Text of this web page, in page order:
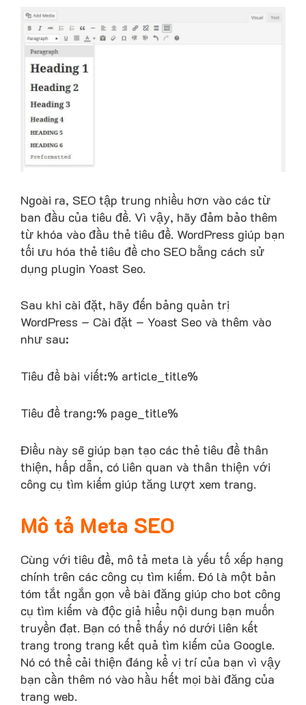
Ngoài ra, SEO tập trung nhiều hơn vào các từ
ban đầu của tiêu đề. Vì vậy, hãy đảm bảo thêm
từ khóa vào đầu thẻ tiêu đề. WordPress giúp bạn
tối ưu hóa thẻ tiêu đề cho SEO bằng cách sử
dụng plugin Yoast Seo.
Sau khi cài đặt, hãy đến bảng quản trị
WordPress – Cài đặt – Yoast Seo và thêm vào
như sau:
Tiêu đề bài viết:% article_title%
Tiêu đề trang:% page_title%
Điều này sẽ giúp bạn tạo các thẻ tiêu đề thân
thiện, hấp dẫn, có liên quan và thân thiện với
công cụ tìm kiếm giúp tăng lượt xem trang.
Mô tả Meta SEO
Cùng với tiêu đề, mô tả meta là yếu tố xếp hạng
chính trên các công cụ tìm kiếm. Đó là một bản
tóm tắt ngắn gọn về bài đăng giúp cho bot công
cụ tìm kiếm và độc giả hiểu nội dung bạn muốn
truyền đạt. Bạn có thể thấy nó dưới liên kết
trang trong trang kết quả tìm kiếm của Google.
Nó có thể cải thiện đáng kể vị trí của bạn vì vậy
bạn cần thêm nó vào hầu hết mọi bài đăng của
trang web.